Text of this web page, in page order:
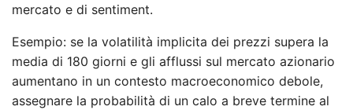
mercato e di sentiment.
Esempio: se la volatilità implicita dei prezzi supera la
media di 180 giorni e gli afflussi sul mercato azionario
aumentano in un contesto macroeconomico debole,
assegnare la probabilità di un calo a breve termine al